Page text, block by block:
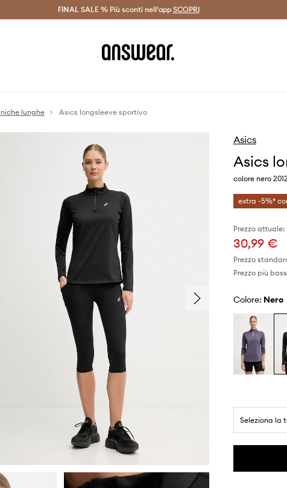
Answear Club > Spedizione entro 24 ore >
FINAL SALE % Più sconti nell'app SCOPRI
lunghe Asics longsleeve sportivo
Asics
Asics
colore nero
extra -5%*
Prezzo attuale:
30,99 €
Prezzo
Prezzo più
Colore: nero
Seleziona la